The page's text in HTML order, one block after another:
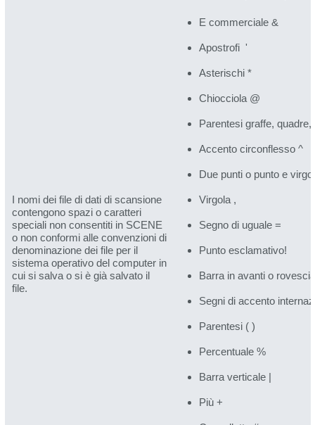
I nomi dei file di dati di scansione
contengono spazi o caratteri
speciali non consentiti in SCENE
o non conformi alle convenzioni di
denominazione dei file per il
sistema operativo del computer in
cui si salva o si è già salvato il
file.
E commerciale &
Apostrofi '
Asterischi *
Chiocciola @
Parentesi graffe,
Accento circonflesso ^
Due punti o punto e
Virgola ,
Segno di uguale =
Punto esclamativo!
Barra in avanti o
Segni di accento
Parentesi ( )
Percentuale %
Barra verticale |
Più +